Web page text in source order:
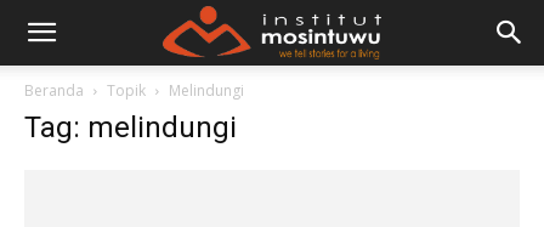
Beranda Topik Melindungi
Tag: melindungi